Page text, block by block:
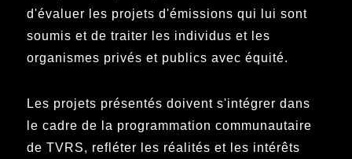
d'évaluer les projets d'émissions qui lui sont
soumis et de traiter les individus et les
organismes privés et publics avec équité.
Les projets présentés doivent s'intégrer dans
le cadre de la programmation communautaire
de TVRS, refléter les réalités et les intérêts